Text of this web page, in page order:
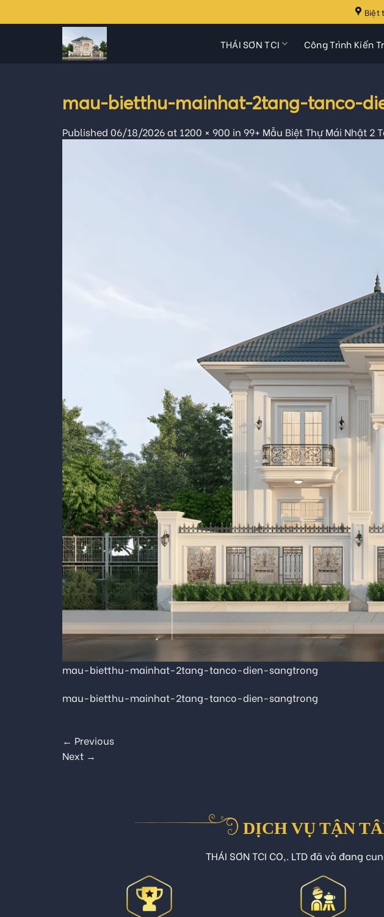
to
Biệt
THÁI SƠN TCI Công Trình Kiến
mau-bietthu-mainhat-2tang-tanco-
Published 06/18/2026at 1200 × 900 in 99+ Mẫu Biệt Thự Mái Nhật 2
mau-bietthu-mainhat-2tang-tanco-dien-sangtrong
mau-bietthu-mainhat-2tang-tanco-dien-sangtrong
← Previous
Next →
DỊCH VỤ TẬN
THÁI SƠN TCI CO,. LTD đã và đang